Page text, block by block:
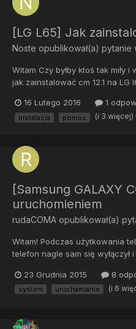
[LG L65] Jak
Noste opublikował(a) pytanie
Witam Czy byłby ktoś tak miły
jak zainstalować cm 12.1 na
bardzo obeznany
16 Lutego 2016 1
instalacja pomoc (i 3 więcej)
[Samsung GALAXY
uruchomieniem
rudaCOMA opublikował(a)
Witam! Podczas użytkowania
telefon nagle sam się wyłączył
telefonu się pojawia, później
SAMSUNG i w tym momencie
23 Grudnia 2015 8
system uruchamianie (i 6